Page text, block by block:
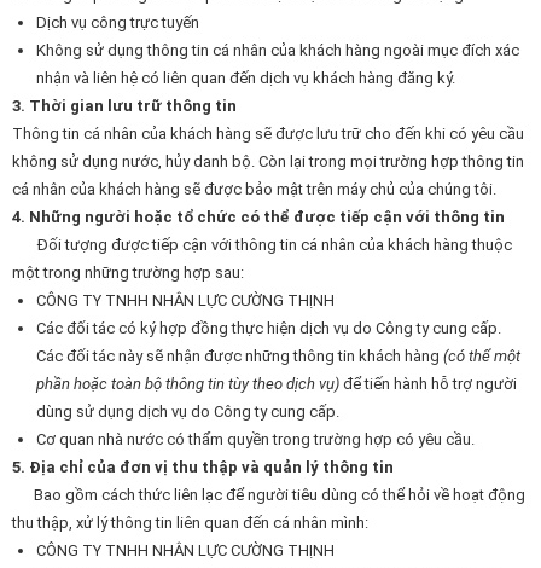
Dịch vụ công trực tuyến
Không sử dụng thông tin cá nhân của khách hàng ngoài mục đích xác
nhận và liên hệ có liên quan đến dịch vụ khách hàng đăng ký.
3. Thời gian lưu trữ thông tin
Thông tin cá nhân của khách hàng sẽ được lưu trữ cho đến khi có yêu cầu
không sử dụng nước, hủy danh bộ. Còn lại trong mọi trường hợp thông tin
cá nhân của khách hàng sẽ được bảo mật trên máy chủ của chúng tôi.
4. Những người hoặc tổ chức có thể được tiếp cận với thông tin
Đối tượng được tiếp cận với thông tin cá nhân của khách hàng thuộc
một trong những trường hợp sau:
CÔNG TY TNHH NHÂN LỰC CƯỜNG THỊNH
Các đối tác có ký hợp đồng thực hiện dịch vụ do Công ty cung cấp.
Các đối tác này sẽ nhận được những thông tin khách hàng (có thể một
phần hoặc toàn bộ thông tin tùy theo dịch vụ) để tiến hành hỗ trợ người
dùng sử dụng dịch vụ do Công ty cung cấp.
Cơ quan nhà nước có thẩm quyền trong trường hợp có yêu cầu.
5. Địa chỉ của đơn vị thu thập và quản lý thông tin
Bao gồm cách thức liên lạc để người tiêu dùng có thể hỏi về hoạt động
thu thập, xử lý thông tin liên quan đến cá nhân mình:
CÔNG TY TNHH NHÂN LỰC CƯỜNG THỊNH